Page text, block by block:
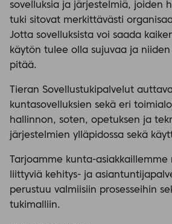
sovelluksia ja järjestelmiä, joiden
tuki sitovat merkittävästi
Jotta sovelluksista voi saada
käytön tulee olla sujuvaa ja
pitää.
Tieran Sovellustukipalvelut
kuntasovelluksien sekä eri
hallinnon, soten, opetuksen ja
järjestelmien ylläpidossa sekä
Tarjoamme kunta-asiakkaillemme
liittyviä kehitys- ja
perustuu valmiisiin prosesseihin
tukimalliin.